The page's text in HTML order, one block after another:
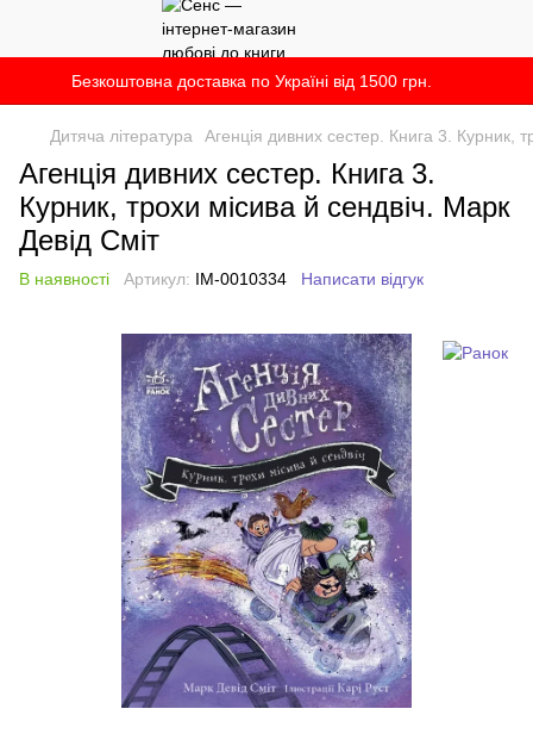
Безкоштовна доставка по Україні від 1500 грн.
Дитяча література Агенція дивних сестер. Книга 3. Курник,
Агенція дивних сестер. Книга 3.
Курник, трохи місива й сендвіч. Марк
Девід Сміт
В наявності Артикул: IM-0010334 Написати відгук